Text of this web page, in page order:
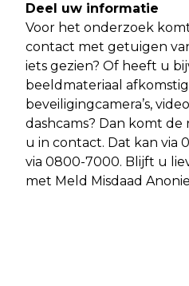
Deel uw informatie
Voor het onderzoek
contact met getuigen
iets gezien? Of heeft u
beeldmateriaal
beveiligingcamera’s,
dashcams? Dan komt
u in contact. Dat kan via
via 0800-7000. Blijft u
met Meld Misdaad